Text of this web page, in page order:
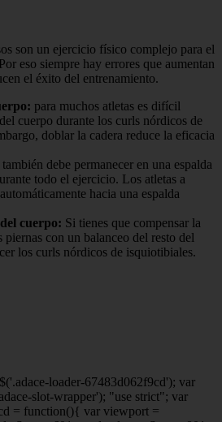
son un ejercicio físico complejo para el
eso siempre hay errores que aumentan
el éxito del entrenamiento.
para muchos atletas es difícil
cuerpo durante los curls nórdicos de
doblar la cadera reduce la eficacia
también debe permanecer en una espalda
todo el ejercicio. Los atletas a
hacia una espalda
cuerpo: Si tienes que compensar la
piernas con un balanceo del resto del
los curls nórdicos de isquiotibiales.
loader-67483d062f9cd'); var
slot-wrapper'); "use strict"; var
= function(){ var viewport =